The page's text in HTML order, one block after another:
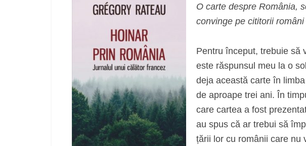
O carte despre România,
convinge pe cititorii
Pentru început, trebuie să
este răspunsul meu la o
deja această carte în
de aproape trei ani. În
care cartea a fost
au spus că ar trebui să
țării lor cu românii care nu